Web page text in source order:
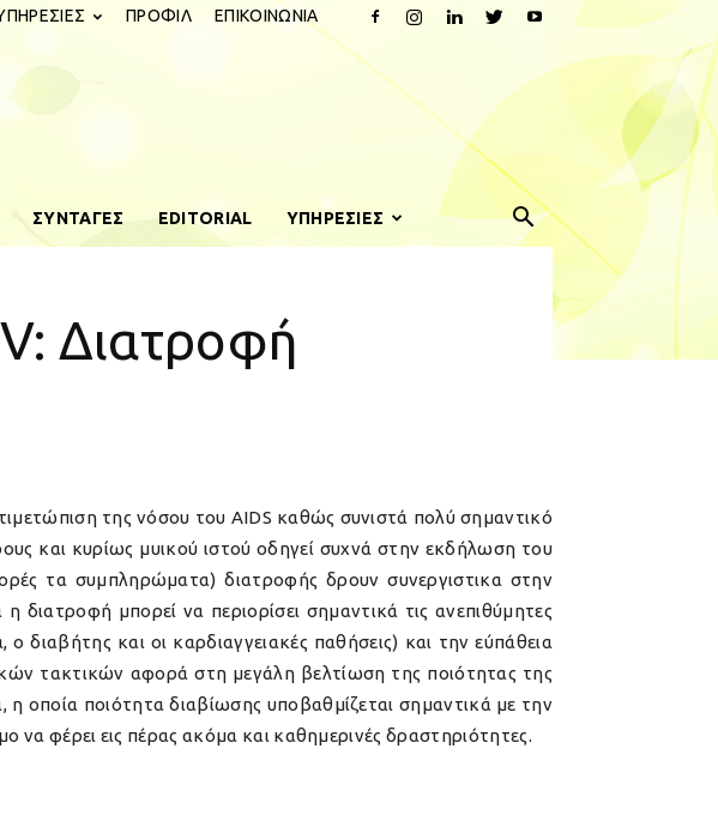
ΠΡΟΦΙΛ ΕΠΙΚΟΙΝΩΝΙΑ
ΣΥΝΤΑΓΕΣ EDITORIAL ΥΠΗΡΕΣΙΕΣ
Διατροφή
της νόσου του AIDS καθώς συνιστά πολύ σημαντικό
και κυρίως μυικού ιστού οδηγεί συχνά στην εκδήλωση του
τα συμπληρώματα) διατροφής δρουν συνεργιστικα στην
μπορεί να περιορίσει σημαντικά τις ανεπιθύμητες
και οι καρδιαγγειακές παθήσεις) και την εύπάθεια
τακτικών αφορά στη μεγάλη βελτίωση της ποιότητας της
οποία ποιότητα διαβίωσης υποβαθμίζεται σημαντικά με την
φέρει εις πέρας ακόμα και καθημερινές δραστηριότητες.